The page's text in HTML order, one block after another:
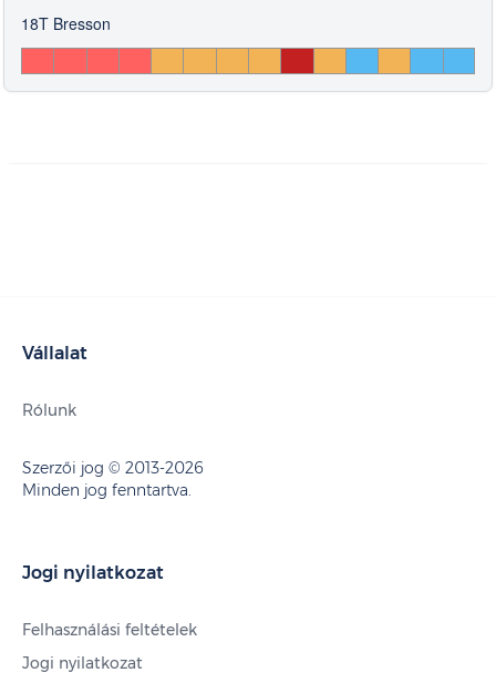
18T Bresson
Vállalat
Rólunk
Szerzői jog © 2013-2026
Minden jog fenntartva.
Jogi nyilatkozat
Felhasználási feltételek
Jogi nyilatkozat